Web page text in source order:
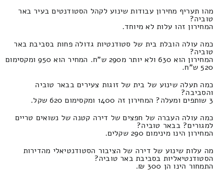
מהו תעריף מחירון עבודות שינוע לקהל הסטודנטים בעיר באר
טוביה?
המחירון זהו עלות לא מיוחד.
כמה עולה הובלת בית של סטודנטיות גדולה פחות בסביבת באר
טוביה?
המחירון הוא 630 ולא יותר מ290 ש"ח. המחיר הוא 950 ומקסימום
520 ש"ח.
כמה תעלה שינוע של בית של זוגות צעירים בבאר טוביה
והסביבה?
3 שותפים ומעלה? המחירון זה 1400 ומקסימום 620 שקל.
כמה עולה העברה של חפצים של דירה קטנה של נשואים טריים
למגורים? בבאר טוביה?
המחירון הינו מינימום 290 שקלים.
מה עלות שינוע של דירה של הציבור הסטודנטיאלי מהדירות
הסטודנטיאליות בסביבת באר טוביה?
התמחור הינו הן 300 ₪.